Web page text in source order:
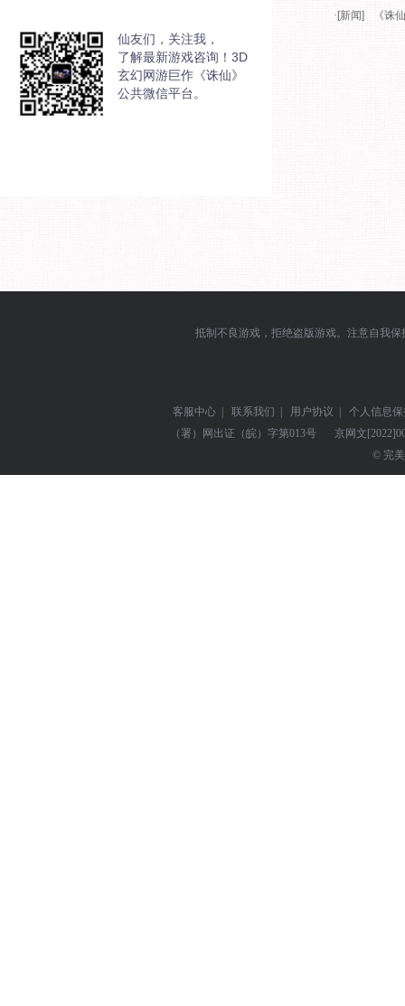
仙友们，关注我，
了解最新游戏咨询！3D
玄幻网游巨作《诛仙》
公共微信平台。
· [新闻] 《诛
抵制不良游戏，拒绝盗版游戏。注意自我
客服中心 | 联系我们 | 用户协议 |
个人信息
（署）网出证（皖）字第013号
京网文
© 完美